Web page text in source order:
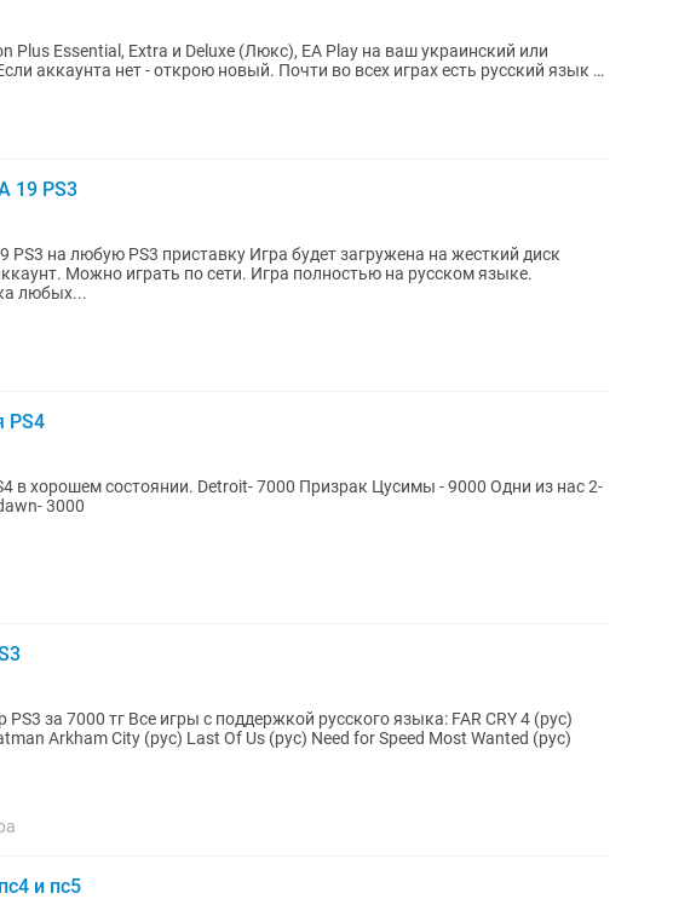
Plus Essential, Extra и Deluxe (Люкс), EA Play на ваш украинский или
- открою новый. Почти во всех играх есть русский язык и
19 PS3
приставку Игра будет загружена на жесткий диск
играть по сети. Игра полностью на русском языке.
любых...
PS4
в хорошем состоянии. Detroit- 7000 Призрак Цусимы - 9000 Одни из нас 2-
3000
за 7000 тг Все игры с поддержкой русского языка: FAR CRY 4 (рус)
Arkham City (рус) Last Of Us (рус) Need for Speed Most Wanted (рус)
и пс5